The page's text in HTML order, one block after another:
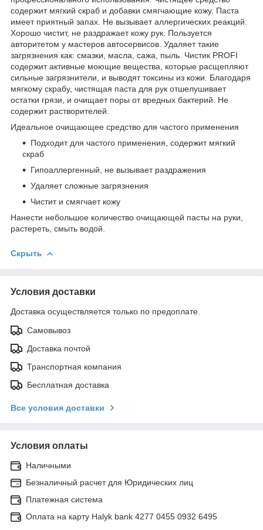
содержит мягкий скраб и добавки смягчающие кожу. Паста
имеет приятный запах. Не вызывает аллергических реакций.
Хорошо чистит, не раздражает кожу рук. Пользуется
авторитетом у мастеров автосервисов. Удаляет такие
загрязнения как: смазки, масла, сажа, пыль. Чистик PROFI
содержит активные моющие вещества, которые расщепляют
сильные загрязнители, и выводят токсины из кожи. Благодаря
мягкому скрабу, чистящая паста для рук отшелушивает
остатки грязи, и очищает поры от вредных бактерий. Не
содержит растворителей.
Идеальное очищающее средство для частого применения
Подходит для частого применения, содержит мягкий
скраб
Гипоаллергенный, не вызывает раздражения
Удаляет сложные загрязнения
Чистит и смягчает кожу
Нанести небольшое количество очищающей пасты на руки,
растереть, смыть водой.
Скрыть
Условия доставки
Доставка осуществляется только по предоплате.
Самовывоз
Доставка почтой
Транспортная компания
Бесплатная доставка
Все условия доставки
Условия оплаты
Наличными
Безналичный расчет для Юридических лиц
Платежная система
Оплата на карту Halyk bank 4277 0455 0932 6495